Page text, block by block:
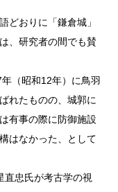
どおりに「鎌倉城」
、研究者の間でも賛
（昭和12年）に鳥羽
れたものの、城郭に
有事の際に防御施設
はなかった、として
直忠氏が考古学の視